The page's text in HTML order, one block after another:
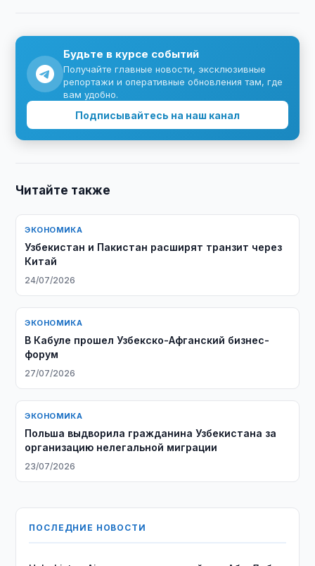
Будьте в курсе событий
Получайте главные новости, эксклюзивные
репортажи и оперативные обновления там, где
вам удобно.
Подписывайтесь на наш канал
Читайте также
ЭКОНОМИКА
Узбекистан и Пакистан расширят транзит через
Китай
24/07/2026
ЭКОНОМИКА
В Кабуле прошел Узбекско-Афганский бизнес-
форум
27/07/2026
ЭКОНОМИКА
Польша выдворила гражданина Узбекистана за
организацию нелегальной миграции
23/07/2026
ПОСЛЕДНИЕ НОВОСТИ